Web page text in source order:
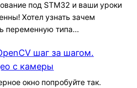
под STM32 и ваши уроки
Хотел узнать зачем
переменную типа…
шаг за шагом.
с камеры
окно попробуйте так.